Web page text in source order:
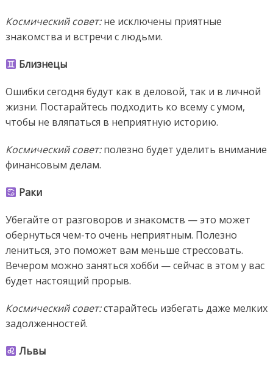
Космический совет:не исключены приятные
знакомства и встречи с людьми.
Близнецы
Ошибки сегодня будут как в деловой, так и в личной
жизни. Постарайтесь подходить ко всему с умом,
чтобы не вляпаться в неприятную историю.
Космический совет:полезно будет уделить внимание
финансовым делам.
Раки
Убегайте от разговоров и знакомств — это может
обернуться чем-то очень неприятным. Полезно
лениться, это поможет вам меньше стрессовать.
Вечером можно заняться хобби — сейчас в этом у вас
будет настоящий прорыв.
Космический совет:старайтесь избегать даже мелких
задолженностей.
Львы